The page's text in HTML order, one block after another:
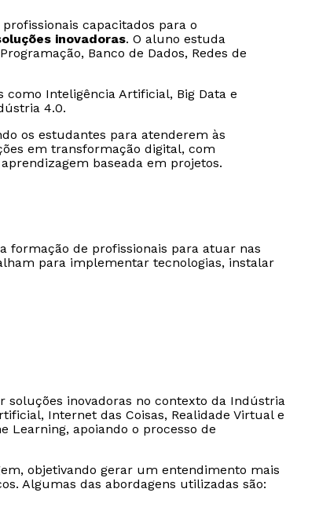
capacitados para o
inovadoras. O aluno estuda
Banco de Dados, Redes de
Inteligência Artificial, Big Data e
4.0.
os estudantes para atenderem às
em transformação digital, com
baseada em projetos.
formação de profissionais para atuar nas
para implementar tecnologias, instalar
inovadoras no contexto da Indústria
Internet das Coisas, Realidade Virtual e
Learning, apoiando o processo de
objetivando gerar um entendimento mais
Algumas das abordagens utilizadas são: